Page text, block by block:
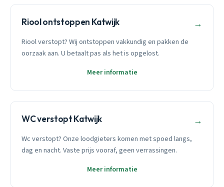
Riool ontstoppen Katwijk →
Riool verstopt? Wij ontstoppen vakkundig en pakken de
oorzaak aan. U betaalt pas als het is opgelost.
Meer informatie
WC verstopt Katwijk →
Wc verstopt? Onze loodgieters komen met spoed langs,
dag en nacht. Vaste prijs vooraf, geen verrassingen.
Meer informatie